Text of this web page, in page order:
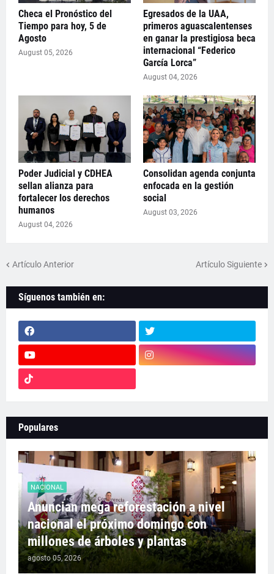
Checa el Pronóstico del
Tiempo para hoy, 5 de
Agosto
August 05, 2026
Egresados de la UAA,
primeros aguascalentenses
en ganar la prestigiosa beca
internacional “Federico
García Lorca”
August 04, 2026
Poder Judicial y CDHEA
sellan alianza para
fortalecer los derechos
humanos
August 04, 2026
Consolidan agenda conjunta
enfocada en la gestión
social
August 03, 2026
Artículo Anterior Artículo Siguiente
Síguenos también en:
Populares
NACIONAL
Anuncian mega reforestación a nivel
nacional el próximo domingo con
millones de árboles y plantas
agosto 05, 2026